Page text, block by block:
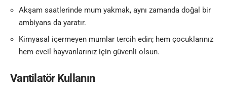
Akşam saatlerinde mum yakmak, aynı zamanda doğal bir
ambiyans da yaratır.
Kimyasal içermeyen mumlar tercih edin; hem çocuklarınız
hem evcil hayvanlarınız için güvenli olsun.
Vantilatör Kullanın